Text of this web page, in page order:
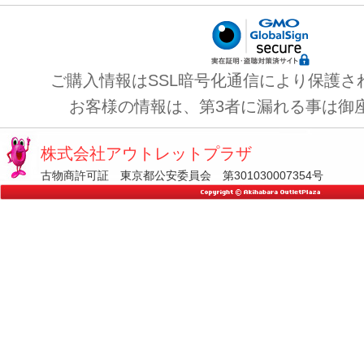
ご購入情報はSSL暗号化通信により保護さ
お客様の情報は、第3者に漏れる事は御
株式会社アウトレットプラザ
古物商許可証 東京都公安委員会 第301030007354号